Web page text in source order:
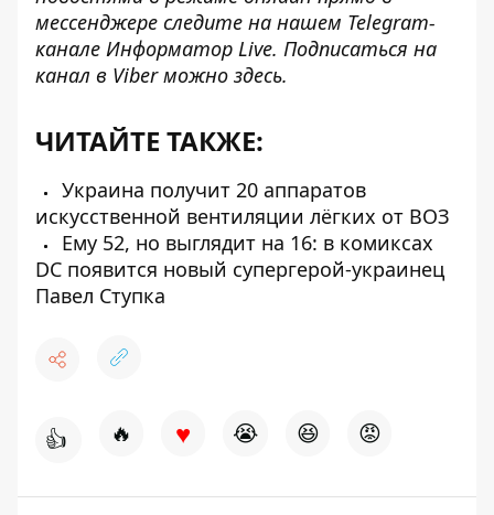
мессенджере следите на нашем Telegram-
канале Информатор Live. Подписаться на
канал в Viber можно здесь.
ЧИТАЙТЕ ТАКЖЕ:
Украина получит 20 аппаратов
искусственной вентиляции лёгких от ВОЗ
Ему 52, но выглядит на 16: в комиксах
DC появится новый супергерой-украинец
Павел Ступка
👍 🔥 ♥ 😭 😆 😡